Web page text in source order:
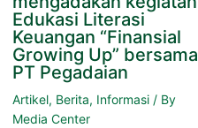
Edukasi Literasi
Keuangan “Finansial
Growing Up” bersama
PT Pegadaian
Artikel, Berita, Informasi / By
Media Center